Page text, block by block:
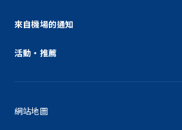
來自機場的通知
活動・推薦
網站地圖